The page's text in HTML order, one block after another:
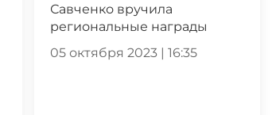
Савченко вручила
региональные награды
05 октября 2023 | 16:35